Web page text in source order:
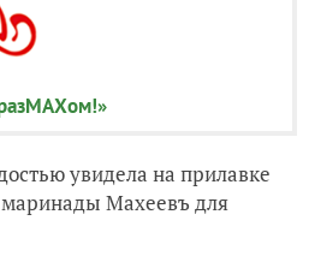
увидела на прилавке
маринады Махеевъ для